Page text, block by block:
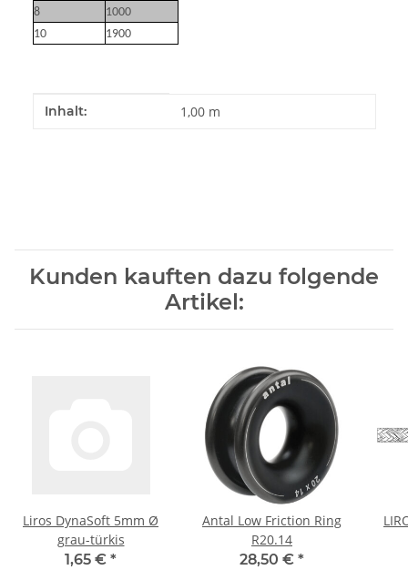
8
1000
10
1900
Produkteigenschaft
Wert
Inhalt: 1,00 m
Kunden kauften dazu folgende
Artikel:
Liros DynaSoft 5mm Ø
grau-türkis
1,65 € *
Antal Low Friction Ring
R20.14
28,50 € *